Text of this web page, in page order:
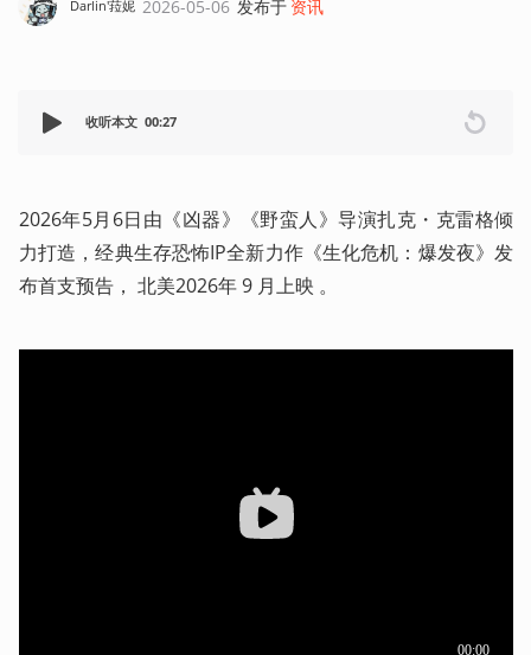
Darlin'菈妮 2026-05-06 发布于 资讯
收听本文 00:27
2026年5月6日由《凶器》《野蛮人》导演扎克・克雷格倾
力打造，经典生存恐怖IP全新力作《生化危机：爆发夜》发
布首支预告， 北美2026年 9 月上映 。